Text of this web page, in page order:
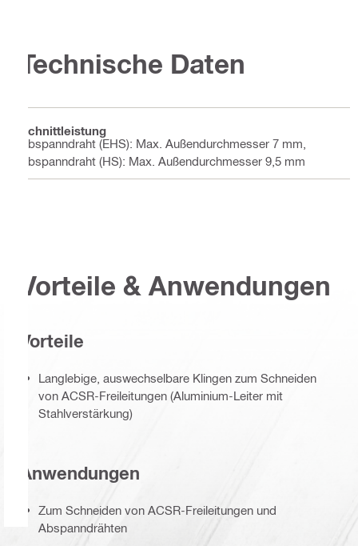
Technische Daten
Schnittleistung
Abspanndraht (EHS): Max. Außendurchmesser 7 mm,
Abspanndraht (HS): Max. Außendurchmesser 9,5 mm
Vorteile & Anwendungen
Vorteile
Langlebige, auswechselbare Klingen zum Schneiden
von ACSR-Freileitungen (Aluminium-Leiter mit
Stahlverstärkung)
Anwendungen
Zum Schneiden von ACSR-Freileitungen und
Abspanndrähten